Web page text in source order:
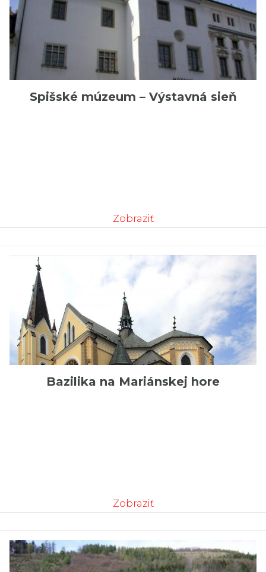
Spišské múzeum – Výstavná sieň
Zobraziť
Bazilika na Mariánskej hore
Zobraziť